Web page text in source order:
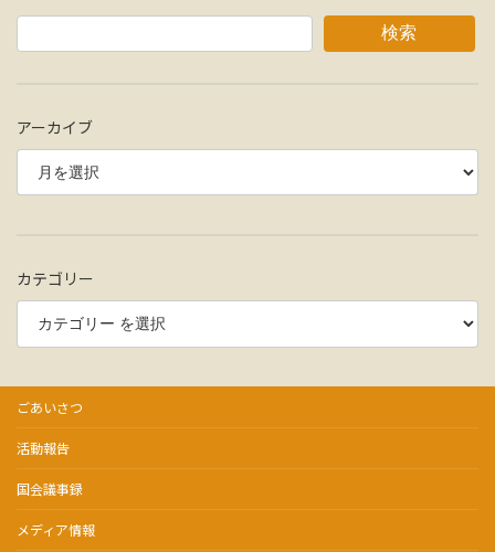
検索
アーカイブ
カテゴリー
ごあいさつ
活動報告
国会議事録
メディア情報